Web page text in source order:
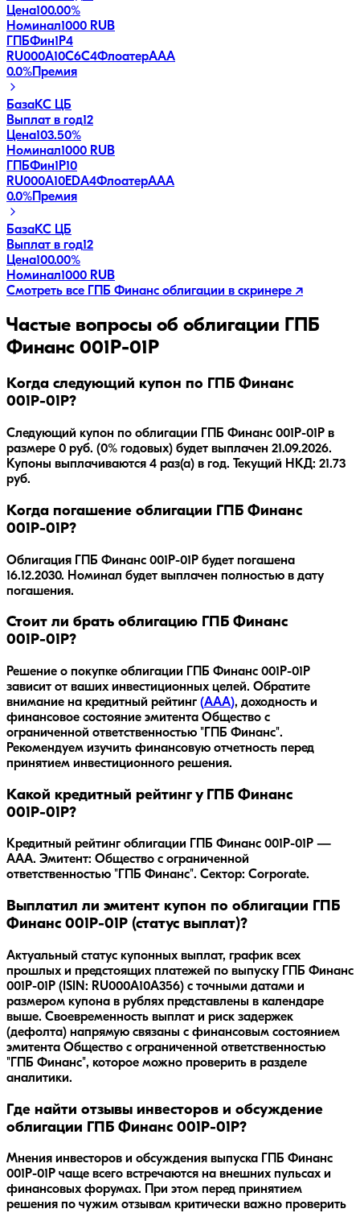
Цена100.00%
Номинал1000 RUB
ГПБФин1Р4
RU000A10C6C4ФлоатерAAA
0.0%Премия
БазаКС ЦБ
Выплат в год12
Цена103.50%
Номинал1000 RUB
ГПБФин1Р10
RU000A10EDA4ФлоатерAAA
0.0%Премия
БазаКС ЦБ
Выплат в год12
Цена100.00%
Номинал1000 RUB
Смотреть все ГПБ Финанс облигации в скринере ↗
Частые вопросы об облигации ГПБ
Финанс 001Р-01Р
Когда следующий купон по ГПБ Финанс
001Р-01Р?
Следующий купон по облигации ГПБ Финанс 001Р-01Р в
размере 0 руб. (0% годовых) будет выплачен 21.09.2026.
Купоны выплачиваются 4 раз(а) в год. Текущий НКД: 21.73
руб.
Когда погашение облигации ГПБ Финанс
001Р-01Р?
Облигация ГПБ Финанс 001Р-01Р будет погашена
16.12.2030. Номинал будет выплачен полностью в дату
погашения.
Стоит ли брать облигацию ГПБ Финанс
001Р-01Р?
Решение о покупке облигации
ГПБ Финанс 001Р-01Р
зависит от ваших инвестиционных целей. Обратите
внимание на кредитный рейтинг (AAA), доходность и
финансовое состояние эмитента Общество с
ограниченной ответственностью "ГПБ Финанс".
Рекомендуем изучить финансовую отчетность перед
принятием инвестиционного решения.
Какой кредитный рейтинг у ГПБ Финанс
001Р-01Р?
Кредитный рейтинг облигации ГПБ Финанс 001Р-01Р —
AAA. Эмитент: Общество с ограниченной
ответственностью "ГПБ Финанс". Сектор: Corporate.
Выплатил ли эмитент купон по облигации ГПБ
Финанс 001Р-01Р (статус выплат)?
Актуальный статус купонных выплат, график всех
прошлых и предстоящих платежей по выпуску ГПБ Финанс
001Р-01Р (ISIN: RU000A10A356) с точными датами и
размером купона в рублях представлены в календаре
выше. Своевременность выплат и риск задержек
(дефолта) напрямую связаны с финансовым состоянием
эмитента Общество с ограниченной ответственностью
"ГПБ Финанс", которое можно проверить в разделе
аналитики.
Где найти отзывы инвесторов и обсуждение
облигации ГПБ Финанс 001Р-01Р?
Мнения инвесторов и обсуждения выпуска ГПБ Финанс
001Р-01Р чаще всего встречаются на внешних пульсах и
финансовых форумах. При этом перед принятием
решения по чужим отзывам критически важно проверить